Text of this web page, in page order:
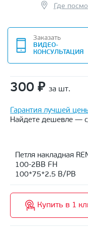
Где
Заказать
ВИДЕО-
КОНСУЛЬТАЦИЯ
300 ₽ за шт.
Гарантия лучшей
Найдете дешевле —
Петля накладная
100-2BB FH
100*75*2.5 B/PB
Купить в 1